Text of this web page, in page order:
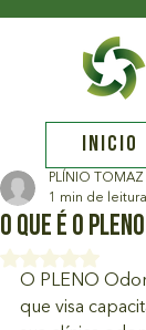
INÍCIO
O que é o
PLÍNIO TOMAZ
1 min de leitura
Avaliado com
O PLENO
que visa